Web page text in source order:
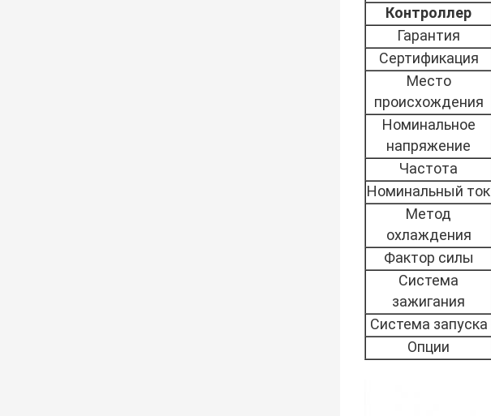
Контроллер
Гарантия
Сертификация
Место
происхождения
Номинальное
напряжение
Частота
Номинальный ток
Метод
охлаждения
Фактор силы
Система
зажигания
Система запуска
Опции